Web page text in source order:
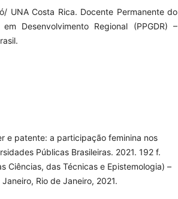
UNA Costa Rica. Docente Permanente do
Desenvolvimento Regional (PPGDR) –
e patente: a participação feminina nos
Públicas Brasileiras. 2021. 192 f.
Ciências, das Técnicas e Epistemologia) –
Rio de Janeiro, 2021.